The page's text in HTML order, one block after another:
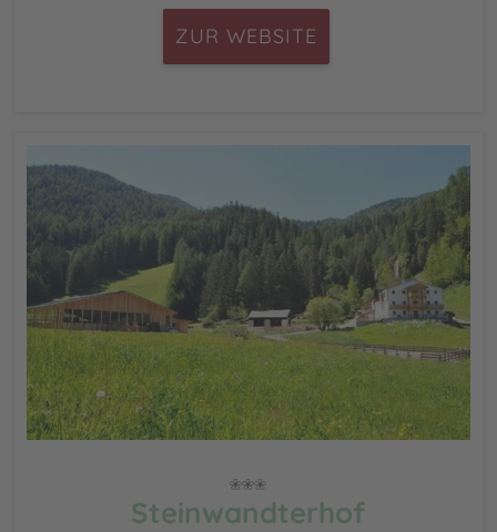
ZUR WEBSITE
Steinwandterhof